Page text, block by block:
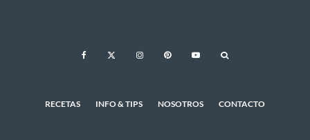
RECETAS INFO & TIPS NOSOTROS CONTACTO